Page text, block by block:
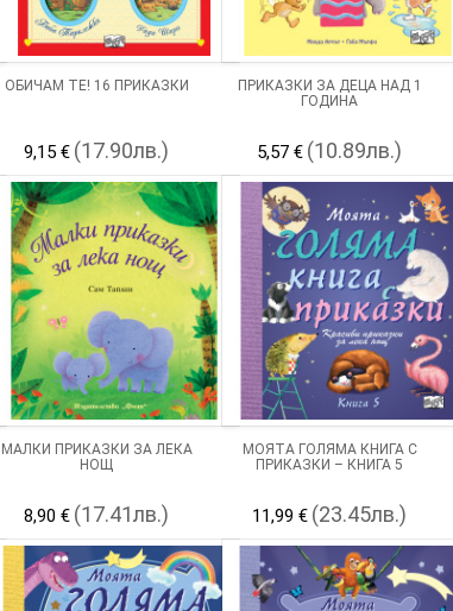
ОБИЧАМ ТЕ! 16 ПРИКАЗКИ
9,15 € (17.90лв.)
ПРИКАЗКИ ЗА ДЕЦА НАД 1
ГОДИНА
5,57 € (10.89лв.)
МАЛКИ ПРИКАЗКИ ЗА ЛЕКА
НОЩ
8,90 € (17.41лв.)
МОЯТА ГОЛЯМА КНИГА С
ПРИКАЗКИ – КНИГА 5
11,99 € (23.45лв.)